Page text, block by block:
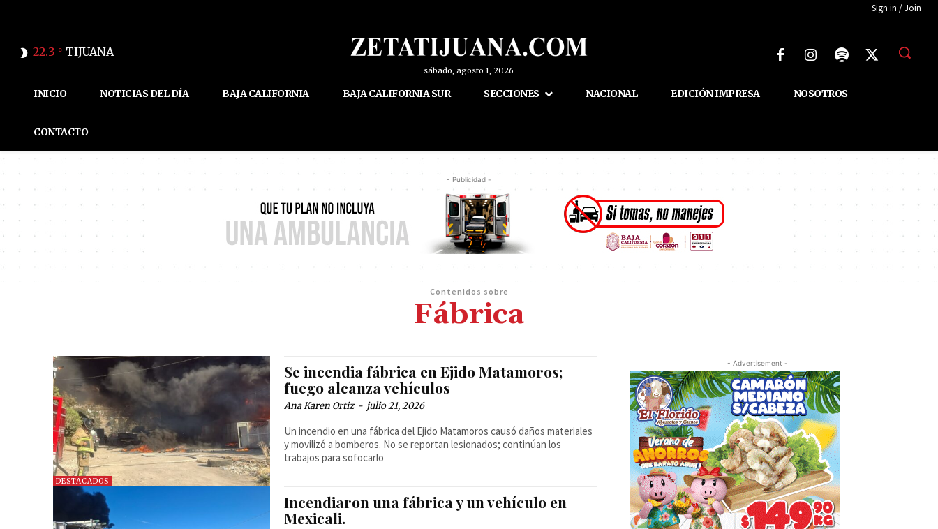
Sign in / Join
22.3 C TIJUANA
sábado, agosto 1, 2026
INICIO NOTICIAS DEL DÍA BAJA CALIFORNIA BAJA CALIFORNIA SUR SECCIONES NACIONAL EDICIÓN IMPRESA NOSOTROS
CONTACTO
- Publicidad -
Contenidos sobre
Fábrica
DESTACADOS
Se incendia fábrica en Ejido Matamoros;
fuego alcanza vehículos
Ana Karen Ortiz - julio 21, 2026
Un incendio en una fábrica del Ejido Matamoros causó daños materiales
y movilizó a bomberos. No se reportan lesionados; continúan los
trabajos para sofocarlo
Incendiaron una fábrica y un vehículo en
Mexicali.
- Advertisement -